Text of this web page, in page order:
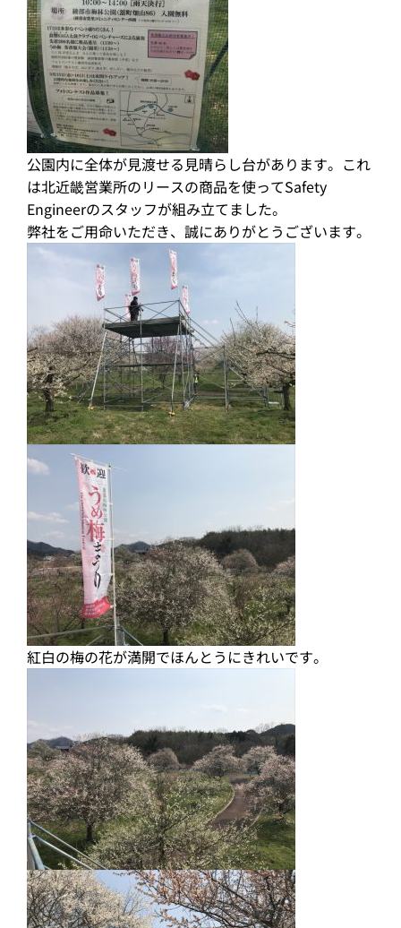
公園内に全体が見渡せる見晴らし台があります。これ
は北近畿営業所のリースの商品を使ってSafety
Engineerのスタッフが組み立てました。
弊社をご用命いただき、誠にありがとうございます。
紅白の梅の花が満開でほんとうにきれいです。